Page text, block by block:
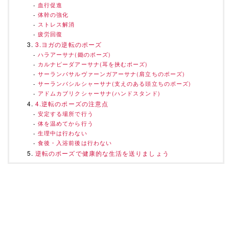
血行促進
体幹の強化
ストレス解消
疲労回復
3.ヨガの逆転のポーズ
ハラアーサナ(鋤のポーズ)
カルナピーダアーサナ(耳を挟むポーズ)
サーランバサルヴァーンガアーサナ(肩立ちのポーズ)
サーランバシルシャーサナ(支えのある頭立ちのポーズ)
アドムカブリクシャーサナ(ハンドスタンド)
4.逆転のポーズの注意点
安定する場所で行う
体を温めてから行う
生理中は行わない
食後・入浴前後は行わない
逆転のポーズで健康的な生活を送りましょう